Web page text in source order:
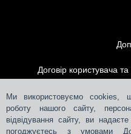
Ми використовуємо cookies,
роботу нашого сайту,
відвідування сайту, ви
погоджуєтесь з умовами
Договір користувача